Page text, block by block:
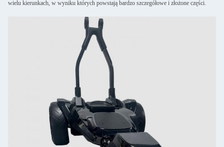
wielu kierunkach, w wyniku których powstają bardzo szczegółowe i złożone części.